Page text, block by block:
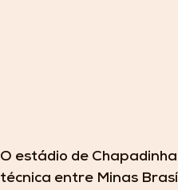
O estádio de
técnica entre Minas